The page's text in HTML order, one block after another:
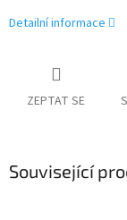
Detailní informace
ZEPTAT SE
Související